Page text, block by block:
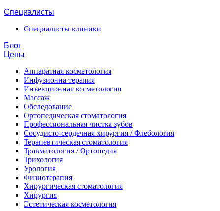
Специалисты
Специалисты клиники
Блог
Цены
Аппаратная косметология
Инфузионна терапия
Инъекционная косметология
Массаж
Обследование
Ортопедическая стоматология
Профессиональная чистка зубов
Сосудисто-сердечная хирургия / Флебология
Терапевтическая стоматология
Травматология / Ортопедия
Трихология
Урология
Физиотерапия
Хирургическая стоматология
Хирургия
Эстетическая косметология